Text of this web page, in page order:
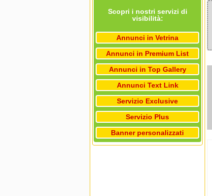
Scopri i nostri servizi di
visibilità:
Annunci in Vetrina
Annunci in Premium List
Annunci in Top Gallery
Annunci Text Link
Servizio Exclusive
Servizio Plus
Banner personalizzati